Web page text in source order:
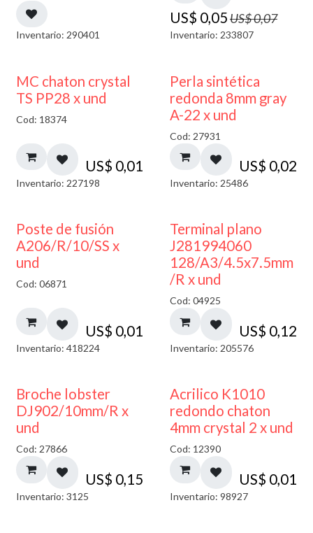
Inventario: 290401
US$ 0,05US$0,07
Inventario: 233807
MC chaton crystal
TS PP28 x und
Cod: 18374
US$ 0,01
Inventario: 227198
Perla sintética
redonda 8mm gray
A-22 x und
Cod: 27931
US$ 0,02
Inventario: 25486
Poste de fusión
A206/R/10/SS x
und
Cod: 06871
US$ 0,01
Inventario: 418224
Terminal plano
J281994060
128/A3/4.5x7.5mm
/R x und
Cod: 04925
US$ 0,12
Inventario: 205576
Broche lobster
DJ902/10mm/R x
und
Cod: 27866
US$ 0,15
Inventario: 3125
50% DESCUENTO
Acrilico K1010
redondo chaton
4mm crystal 2 x und
Cod: 12390
US$ 0,01
Inventario: 98927